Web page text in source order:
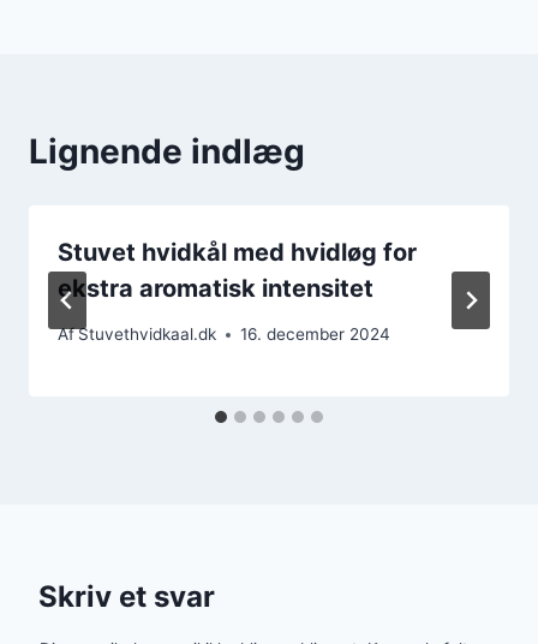
Lignende indlæg
Stuvet hvidkål med hvidløg for
ekstra aromatisk intensitet
AfStuvethvidkaal.dk 16. december 2024
Skriv et svar